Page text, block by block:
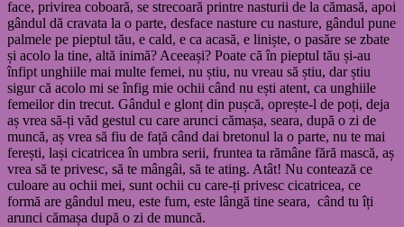
face, privirea coboară, se strecoară printre nasturii de la cămasă, apoi
gândul dă cravata la o parte, desface nasture cu nasture, gândul pune
palmele pe pieptul tău, e cald, e ca acasă, e liniște, o pasăre se zbate
și acolo la tine, altă inimă? Aceeași? Poate că în pieptul tău și-au
înfipt unghiile mai multe femei, nu știu, nu vreau să știu, dar știu
sigur că acolo mi se înfig mie ochii când nu ești atent, ca unghiile
femeilor din trecut. Gândul e glonț din pușcă, oprește-l de poți, deja
aș vrea să-ți văd gestul cu care arunci cămașa, seara, după o zi de
muncă, aș vrea să fiu de față când dai bretonul la o parte, nu te mai
ferești, lași cicatricea în umbra serii, fruntea ta rămâne fără mască, aș
vrea să te privesc, să te mângâi, să te ating. Atât! Nu contează ce
culoare au ochii mei, sunt ochii cu care-ți privesc cicatricea, ce
formă are gândul meu, este fum, este lângă tine seara, când tu îți
arunci cămașa după o zi de muncă.